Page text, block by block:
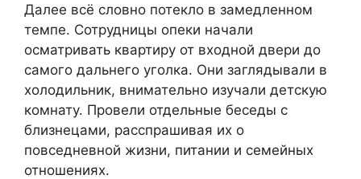
Далее всё словно потекло в замедленном
темпе. Сотрудницы опеки начали
осматривать квартиру от входной двери до
самого дальнего уголка. Они заглядывали в
холодильник, внимательно изучали детскую
комнату. Провели отдельные беседы с
близнецами, расспрашивая их о
повседневной жизни, питании и семейных
отношениях.